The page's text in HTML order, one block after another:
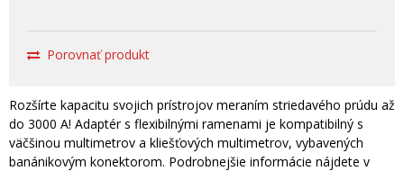
Porovnať produkt
Rozšírte kapacitu svojich prístrojov meraním striedavého prúdu až
do 3000 A! Adaptér s flexibilnými ramenami je kompatibilný s
väčšinou multimetrov a kliešťových multimetrov, vybavených
banánikovým konektorom. Podrobnejšie informácie nájdete v